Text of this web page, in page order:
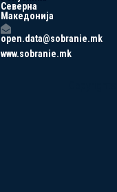
Северна
Македонија
open.data@sobranie.mk
www.sobranie.mk